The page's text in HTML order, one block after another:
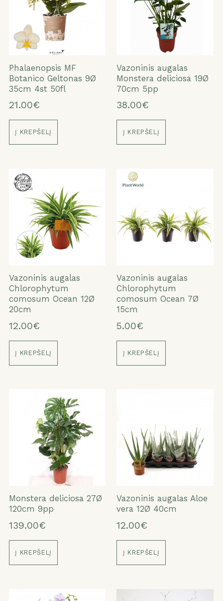
Phalaenopsis MF
Botanico Geltonas 9Ø
35cm 4st 50fl
21.00€
Į KREPŠELĮ
Vazoninis augalas
Monstera deliciosa 19Ø
70cm 5pp
38.00€
Į KREPŠELĮ
Vazoninis augalas
Chlorophytum
comosum Ocean 12Ø
20cm
12.00€
Į KREPŠELĮ
Vazoninis augalas
Chlorophytum
comosum Ocean 7Ø
15cm
5.00€
Į KREPŠELĮ
Monstera deliciosa 27Ø
120cm 9pp
139.00€
Į KREPŠELĮ
Vazoninis augalas Aloe
vera 12Ø 40cm
12.00€
Į KREPŠELĮ